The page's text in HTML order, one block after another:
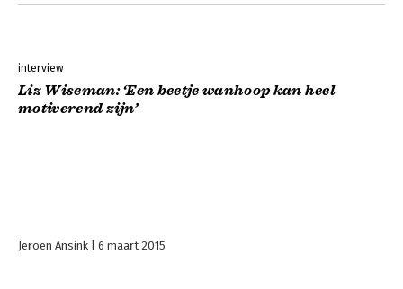
interview
Liz Wiseman: ‘Een beetje wanhoop kan heel
motiverend zijn’
Jeroen Ansink 6 maart 2015